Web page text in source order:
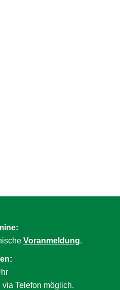
Voranmeldung.
via Telefon möglich.